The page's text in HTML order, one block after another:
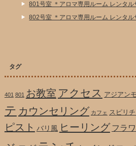
801号室 ＊アロマ専用ルーム レンタル
802号室 ＊アロマ専用ルーム レンタル
タグ
401 801 お教室 アクセス アジアン
テ カウンセリング カフェ スピリ
ピスト バリ風 ヒーリング フラ